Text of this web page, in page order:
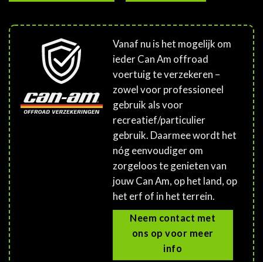
Vanaf nu is het mogelijk om
ieder Can Am offroad
voertuig te verzekeren –
zowel voor professioneel
gebruik als voor
recreatief/particulier
gebruik. Daarmee wordt het
nóg eenvoudiger om
zorgeloos te genieten van
jouw Can Am, op het land, op
het erf of in het terrein.
Neem contact met
ons op voor meer
info